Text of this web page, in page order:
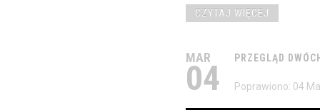
CZYTAJ WIĘCEJ
MAR
04 PRZEGLĄD
Poprawiono: 04